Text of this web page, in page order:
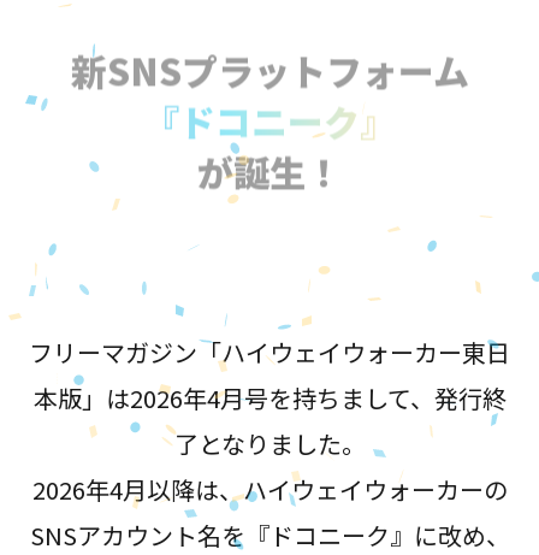
新SNSプラットフォーム
『ドコニーク』
が誕生！
フリーマガジン「ハイウェイウォーカー東日
本版」は2026年4月号を持ちまして、発行終
了となりました。
2026年4月以降は、ハイウェイウォーカーの
SNSアカウント名を『ドコニーク』に改め、